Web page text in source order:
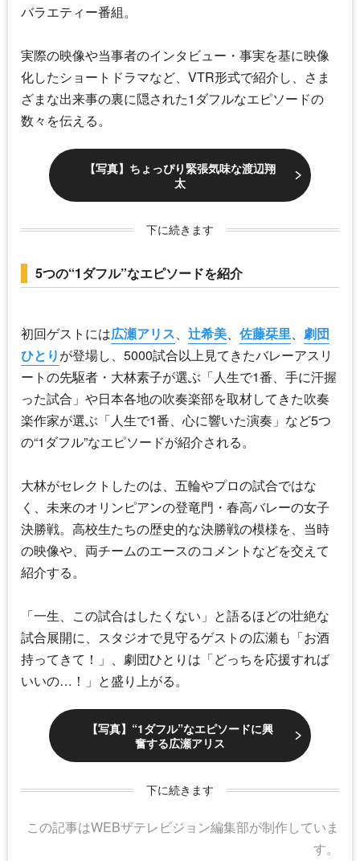
バラエティー番組。
実際の映像や当事者のインタビュー・事実を基に映像
化したショートドラマなど、VTR形式で紹介し、さま
ざまな出来事の裏に隠された1ダフルなエピソードの
数々を伝える。
【写真】ちょっぴり緊張気味な渡辺翔
太
下に続きます
5つの“1ダフル”なエピソードを紹介
初回ゲストには広瀬アリス、 辻希美、 佐藤栞里、 劇団
ひとりが登場し、5000試合以上見てきたバレーアスリ
ートの先駆者・大林素子が選ぶ「人生で1番、手に汗握
った試合」や日本各地の吹奏楽部を取材してきた吹奏
楽作家が選ぶ「人生で1番、心に響いた演奏」など5つ
の“1ダフル”なエピソードが紹介される。
大林がセレクトしたのは、五輪やプロの試合ではな
く、未来のオリンピアンの登竜門・春高バレーの女子
決勝戦。高校生たちの歴史的な決勝戦の模様を、当時
の映像や、両チームのエースのコメントなどを交えて
紹介する。
「一生、この試合はしたくない」と語るほどの壮絶な
試合展開に、スタジオで見守るゲストの広瀬も「お酒
持ってきて！」、 劇団ひとり は「どっちを応援すれば
いいの…！」と盛り上がる。
【写真】“1ダフル”なエピソードに興
奮する広瀬アリス
下に続きます
この記事はWEBザテレビジョン編集部が制作していま
す。